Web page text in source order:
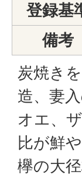
登録基
備考
炭焼き
造、妻
オエ、
比が鮮
欅の大